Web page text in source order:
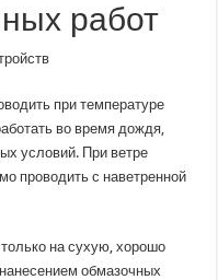
работ
при температуре
во время дождя,
условий. При ветре
проводить с наветренной
на сухую, хорошо
обмазочных